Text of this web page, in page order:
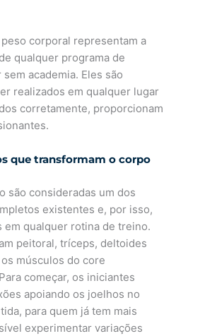
corporal representam a
qualquer programa de
academia. Eles são
realizados em qualquer lugar
corretamente, proporcionam
que transformam o corpo
são consideradas um dos
existentes e, por isso,
em qualquer rotina de treino.
peitoral, tríceps, deltoides
músculos do core
começar, os iniciantes
apoiando os joelhos no
para quem já tem mais
experimentar variações